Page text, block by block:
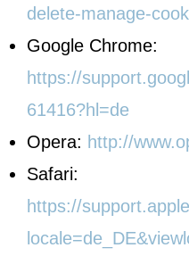
delete-manage-
Google Chrome:
https://
61416?hl=de
Opera: http://
Safari:
https://